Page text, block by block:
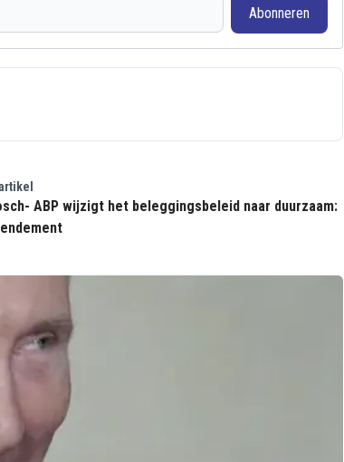
Abonneren
ABP wijzigt het beleggingsbeleid naar duurzaam: